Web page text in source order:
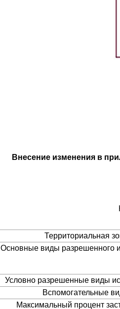
Внесение изменения в
Территориальная
Основные виды разрешенного
Условно разрешенные виды
Вспомогательные
Максимальный процент